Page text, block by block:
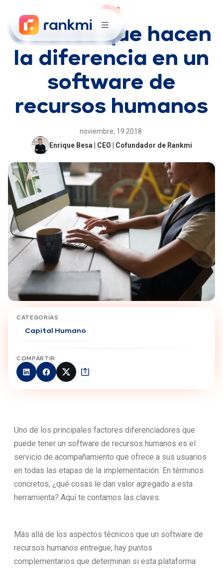
Blog
5 claves que hacen
la diferencia en un
software de
recursos humanos
noviembre, 19 2018·
Enrique Besa | CEO | Cofundador de Rankmi
CATEGORÍAS
Capital Humano
COMPARTIR
Uno de los principales factores diferenciadores que
puede tener un software de recursos humanos es el
servicio de acompañamiento que ofrece a sus usuarios
en todas las etapas de la implementación. En términos
concretos, ¿qué cosas le dan valor agregado a esta
herramienta? Aquí te contamos las claves.
Más allá de los aspectos técnicos que un software de
recursos humanos entregue, hay puntos
complementarios que determinan si esta plataforma